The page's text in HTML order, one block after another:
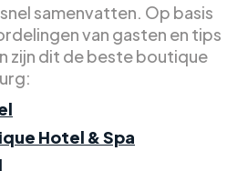
samenvatten. Op basis
van gasten en tips
zijn dit de beste boutique
Hotel & Spa